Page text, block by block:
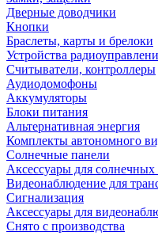
Дверные доводчики
Кнопки
Браслеты, карты и брелоки
Устройства
Считыватели, контроллеры
Аудиодомофоны
Аккумуляторы
Блоки питания
Альтернативная энергия
Комплекты автономного
Солнечные панели
Аксессуары для солнечных
Видеонаблюдение для
Сигнализация
Аксессуары для
Снято с производства